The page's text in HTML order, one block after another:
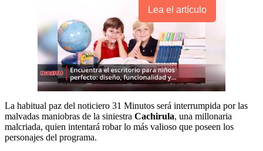
Lea el artículo
La habitual paz del noticiero 31 Minutos será interrumpida por las
malvadas maniobras de la siniestra Cachirula, una millonaria
malcriada, quien intentará robar lo más valioso que poseen los
personajes del programa.